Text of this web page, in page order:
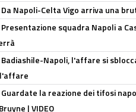
Da Napoli-Celta Vigo arriva una
Presentazione squadra Napoli a
Badiashile-Napoli, l'affare si
Guardate la reazione dei tifosi
| VIDEO